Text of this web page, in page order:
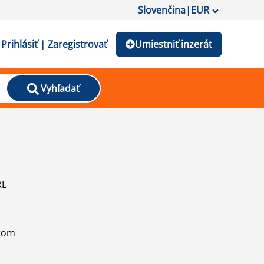
Slovenčina|EUR
Prihlásiť | Zaregistrovať Umiestniť inzerát
Vyhľadať